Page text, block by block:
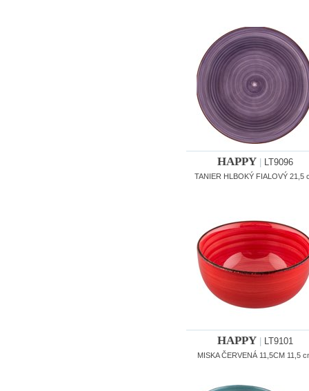
HAPPY LT9096
TANIER HLBOKÝ FIALOVÝ 21,5
HAPPY LT9101
MISKA ČERVENÁ 11,5CM 11,5